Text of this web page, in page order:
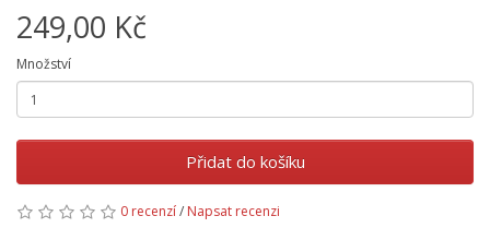
249,00 Kč
Množství
Přidat do košíku
0 recenzí/ Napsat recenzi